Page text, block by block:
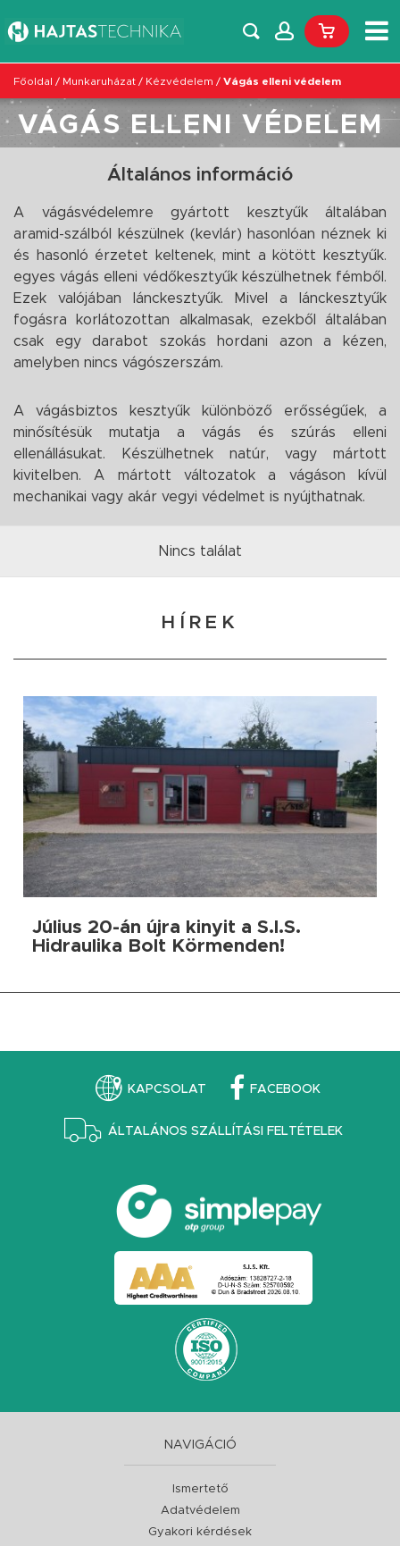
Főoldal / Munkaruházat / Kézvédelem / Vágás elleni védelem
VÁGÁS ELLENI VÉDELEM
Általános információ
A vágásvédelemre gyártott kesztyűk általában
aramid-szálból készülnek (kevlár) hasonlóan néznek ki
és hasonló érzetet keltenek, mint a kötött kesztyűk.
egyes vágás elleni védőkesztyűk készülhetnek fémből.
Ezek valójában lánckesztyűk. Mivel a lánckesztyűk
fogásra korlátozottan alkalmasak, ezekből általában
csak egy darabot szokás hordani azon a kézen,
amelyben nincs vágószerszám.
A vágásbiztos kesztyűk különböző erősségűek, a
minősítésük mutatja a vágás és szúrás elleni
ellenállásukat. Készülhetnek natúr, vagy mártott
kivitelben. A mártott változatok a vágáson kívül
mechanikai vagy akár vegyi védelmet is nyújthatnak.
Nincs találat
HÍREK
Július 20-án újra kinyit a S.I.S.
Hidraulika Bolt Körmenden!
KAPCSOLAT FACEBOOK
ÁLTALÁNOS SZÁLLÍTÁSI FELTÉTELEK
NAVIGÁCIÓ
Ismertető
Adatvédelem
Gyakori kérdések